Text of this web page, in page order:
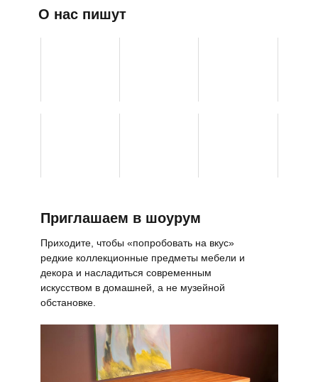
Приглашаем в шоурум
О нас пишут
Приходите, чтобы «попробовать на вкус»
редкие коллекционные предметы мебели и
декора и насладиться современным
искусством в домашней, а не музейной
обстановке.